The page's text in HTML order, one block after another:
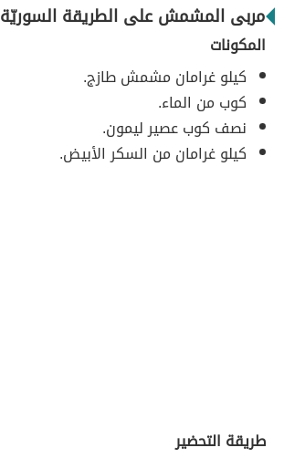
مربى المشمش على الطريقة السوريّة
المكونات
كيلو غرامان مشمش طازج.
كوب من الماء.
نصف كوب عصير ليمون.
كيلو غرامان من السكر الأبيض.
طريقة التحضير